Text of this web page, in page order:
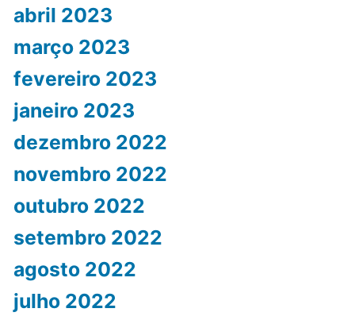
abril 2023
março 2023
fevereiro 2023
janeiro 2023
dezembro 2022
novembro 2022
outubro 2022
setembro 2022
agosto 2022
julho 2022